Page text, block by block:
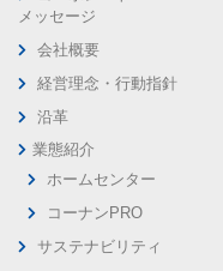
メッセージ
会社概要
経営理念・行動指針
沿革
業態紹介
ホームセンター
コーナンPRO
サステナビリティ